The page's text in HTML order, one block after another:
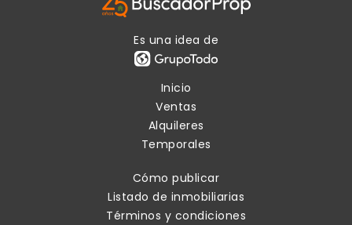
Es una idea de
Inicio
Ventas
Alquileres
Temporales
Cómo publicar
Listado de inmobiliarias
Términos y condiciones